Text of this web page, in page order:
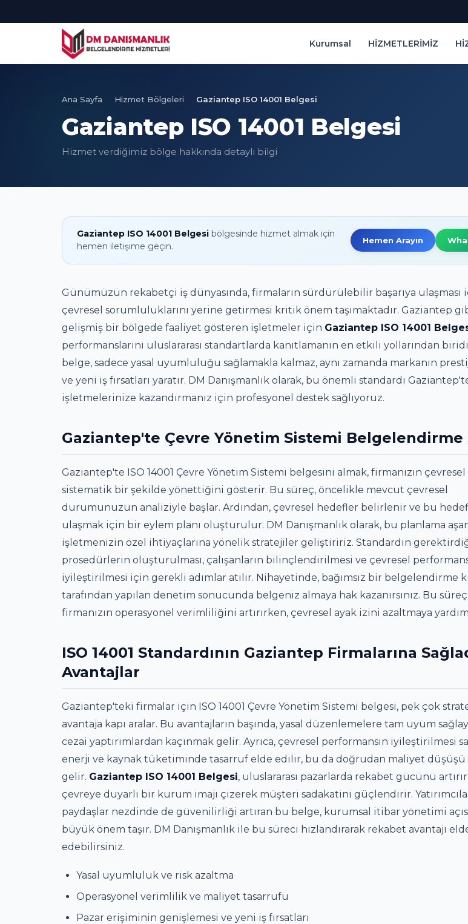
Kurumsal HİZMETLERİMİZ
Ana Sayfa Hizmet Bölgeleri Gaziantep ISO 14001 Belgesi
Gaziantep ISO 14001 Belgesi
Hizmet verdiğimiz bölge hakkında detaylı bilgi
Gaziantep ISO 14001 Belgesi bölgesinde hizmet almak için
hemen iletişime geçin.
Hemen Arayın
Günümüzün rekabetçi iş dünyasında, firmaların sürdürülebilir başarıya ulaşması
çevresel sorumluluklarını yerine getirmesi kritik önem taşımaktadır. Gaziantep
gelişmiş bir bölgede faaliyet gösteren işletmeler için Gaziantep ISO 14001
performanslarını uluslararası standartlarda kanıtlamanın en etkili yollarından
belge, sadece yasal uyumluluğu sağlamakla kalmaz, aynı zamanda markanın
ve yeni iş fırsatları yaratır. DM Danışmanlık olarak, bu önemli standardı
işletmelerinize kazandırmanız için profesyonel destek sağlıyoruz.
Gaziantep'te Çevre Yönetim Sistemi Belgelendirme
Gaziantep'te ISO 14001 Çevre Yönetim Sistemi belgesini almak, firmanızın
sistematik bir şekilde yönettiğini gösterir. Bu süreç, öncelikle mevcut çevresel
durumunuzun analiziyle başlar. Ardından, çevresel hedefler belirlenir ve bu
ulaşmak için bir eylem planı oluşturulur. DM Danışmanlık olarak, bu planlama
işletmenizin özel ihtiyaçlarına yönelik stratejiler geliştiririz. Standardın
prosedürlerin oluşturulması, çalışanların bilinçlendirilmesi ve çevresel
iyileştirilmesi için gerekli adımlar atılır. Nihayetinde, bağımsız bir belgelendirme
tarafından yapılan denetim sonucunda belgeniz almaya hak kazanırsınız. Bu
firmanızın operasyonel verimliliğini artırırken, çevresel ayak izini azaltmaya
ISO 14001 Standardının Gaziantep Firmalarına
Avantajlar
Gaziantep'teki firmalar için ISO 14001 Çevre Yönetim Sistemi belgesi, pek çok
avantaja kapı aralar. Bu avantajların başında, yasal düzenlemelere tam uyum
cezai yaptırımlardan kaçınmak gelir. Ayrıca, çevresel performansın iyileştirilmesi
enerji ve kaynak tüketiminde tasarruf elde edilir, bu da doğrudan maliyet düşüşü
gelir. Gaziantep ISO 14001 Belgesi, uluslararası pazarlarda rekabet gücünü
çevreye duyarlı bir kurum imajı çizerek müşteri sadakatini güçlendirir.
paydaşlar nezdinde de güvenilirliği artıran bu belge, kurumsal itibar yönetimi
büyük önem taşır. DM Danışmanlık ile bu süreci hızlandırarak rekabet avantajı
edebilirsiniz.
Yasal uyumluluk ve risk azaltma
Operasyonel verimlilik ve maliyet tasarrufu
Pazar erişiminin genişlemesi ve yeni iş fırsatları